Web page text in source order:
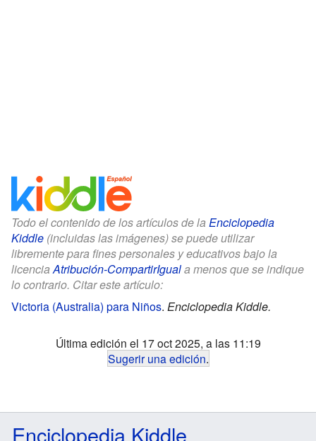
Todo el contenido de los artículos de la Enciclopedia
Kiddle (incluidas las imágenes) se puede utilizar
libremente para fines personales y educativos bajo la
licencia Atribución-CompartirIguala menos que se indique
lo contrario. Citar este artículo:
Victoria (Australia) para Niños. Enciclopedia Kiddle.
Última edición el 17 oct 2025, a las 11:19
Sugerir una edición.
Enciclopedia Kiddle